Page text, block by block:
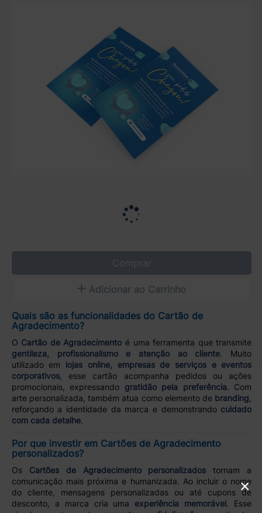
Comprar
Adicionar ao Carrinho
Quais são as funcionalidades do Cartão de
Agradecimento?
O Cartão de Agradecimento é uma ferramenta que transmite
gentileza, profissionalismo e atenção ao cliente. Muito
utilizado em lojas online, empresas de serviços e eventos
corporativos, esse cartão acompanha pedidos ou ações
promocionais, expressando gratidão pela preferência. Com
arte personalizada, também atua como elemento de branding
reforçando a identidade da marca e demonstrando cuidado
com cada detalhe.
Por que investir em Cartões de Agradecimento
personalizados?
Os Cartões de Agradecimento personalizados tornam a
comunicação mais próxima e humanizada. Ao incluir o nome
do cliente, mensagens personalizadas ou até cupons de
desconto, a marca cria uma experiência memorável. Esse
×